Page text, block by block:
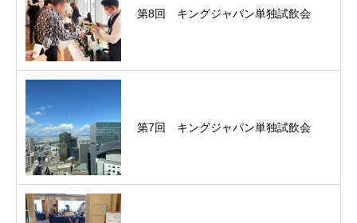
第8回 キングジャパン単独試飲会
第7回 キングジャパン単独試飲会